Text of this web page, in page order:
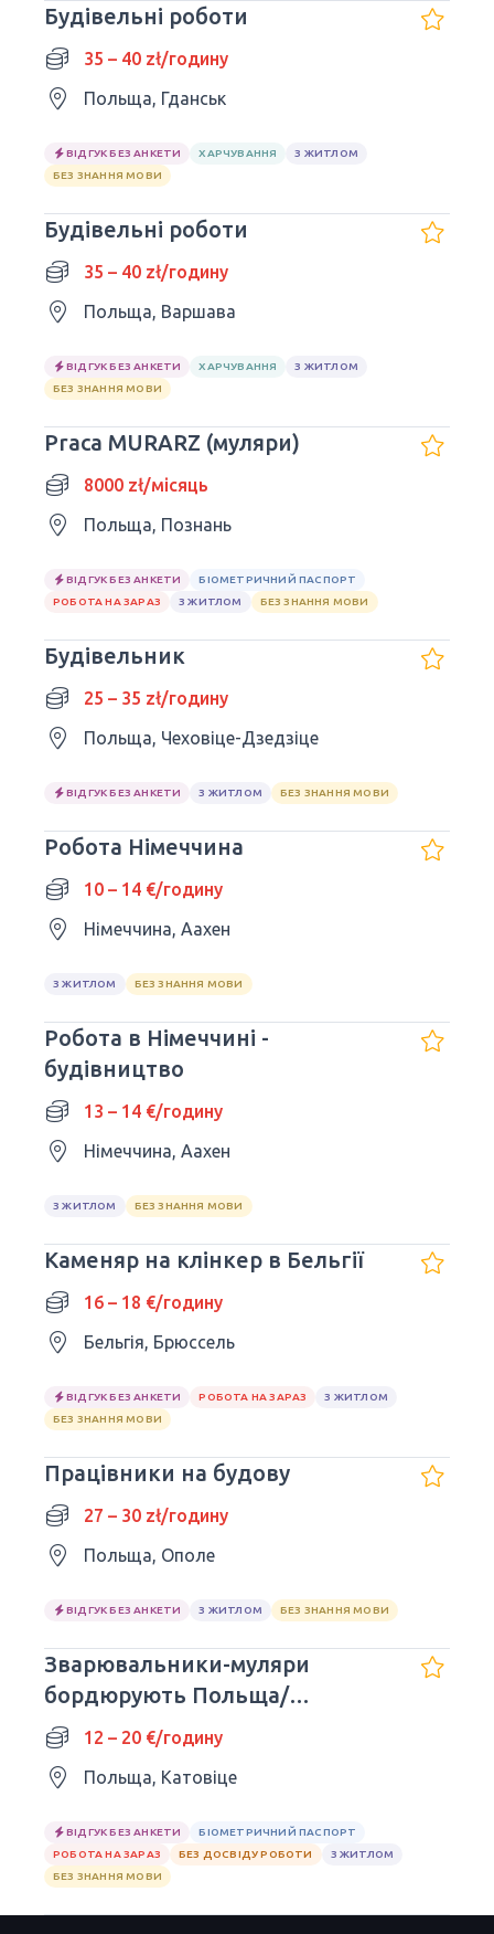
Будівельні роботи
35 – 40 zł/годину
Польща, Гданськ
ВІДГУК БЕЗ АНКЕТИ ХАРЧУВАННЯ
З ЖИТЛОМ
БЕЗ ЗНАННЯ МОВИ
Будівельні роботи
35 – 40 zł/годину
Польща, Варшава
ВІДГУК БЕЗ АНКЕТИ ХАРЧУВАННЯ
З ЖИТЛОМ
БЕЗ ЗНАННЯ МОВИ
Praca MURARZ (муляри)
8000 zł/місяць
Польща, Познань
ВІДГУК БЕЗ АНКЕТИ
БІОМЕТРИЧНИЙ ПАСПОРТ
РОБОТА НА ЗАРАЗ
З ЖИТЛОМ БЕЗ ЗНАННЯ МОВИ
Будівельник
25 – 35 zł/годину
Польща, Чеховіце-Дзедзіце
ВІДГУК БЕЗ АНКЕТИ З ЖИТЛОМ БЕЗ ЗНАННЯ МОВИ
Робота Німеччина
10 – 14 €/годину
Німеччина, Аахен
З ЖИТЛОМ БЕЗ ЗНАННЯ МОВИ
Робота в Німеччині -
будівництво
13 – 14 €/годину
Німеччина, Аахен
З ЖИТЛОМ БЕЗ ЗНАННЯ МОВИ
Каменяр на клінкер в Бельгії
16 – 18 €/годину
Бельгія, Брюссель
ВІДГУК БЕЗ АНКЕТИ РОБОТА НА ЗАРАЗ
З ЖИТЛОМ
БЕЗ ЗНАННЯ МОВИ
Працівники на будову
27 – 30 zł/годину
Польща, Ополе
ВІДГУК БЕЗ АНКЕТИ З ЖИТЛОМ БЕЗ ЗНАННЯ МОВИ
Зварювальники-муляри
бордюрують Польща/
Німеччина/Нідерланди
12 – 20 €/годину
Польща, Катовіце
ВІДГУК БЕЗ АНКЕТИ
БІОМЕТРИЧНИЙ ПАСПОРТ
РОБОТА НА ЗАРАЗ
БЕЗ ДОСВІДУ РОБОТИ
З ЖИТЛОМ
БЕЗ ЗНАННЯ МОВИ